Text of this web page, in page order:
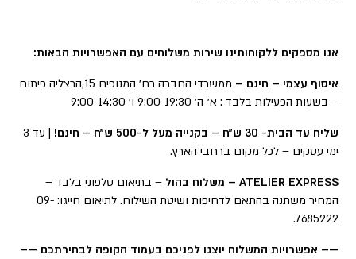
אנו מספקים ללקוחותינו שירות משלוחים עם האפשרויות הבאות:
איסוף עצמי – חינם –
ממשרדי החברה רח׳ המנופים 15,הרצליה פיתוח
– בשעות הפעילות בלבד : א׳-ה׳ 9:00-19:30 ו׳ 9:00-14:30
שליח עד הבית- 30 ש״ח – בקנייה מעל ל-500 ש״ח – חינם!
| עד 3
ימי עסקים – לכל מקום ברחבי הארץ.
ATELIER EXPRESS – משלוח בהול
– בתיאום טלפוני בלבד –
המחיר משתנה בהתאם לדחיפות ושיטת השילוח. לתיאום חייגו: 09-
7685222.
—– אפשרויות המשלוח יוצגו לפניכם בעמוד הקופה לבחירתכם —–